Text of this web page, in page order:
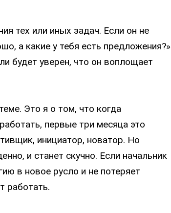
тех или иных задач. Если он не
а какие у тебя есть предложения?»
будет уверен, что он воплощает
Это я о том, что когда
первые три месяца это
инициатор, новатор. Но
и станет скучно. Если начальник
в новое русло и не потеряет
работать.